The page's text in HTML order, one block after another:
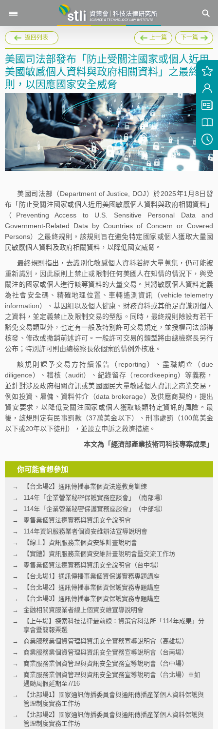
返回列表 上一篇 下一篇
美國司法部發布「防止受關注國家或個人近用
美國敏感個人資料與政府相關資料」之最終規
則，以因應國家安全威脅
美國司法部（Department of Justice, DOJ）於2025年1月8日發
布「防止受關注國家或個人近用美國敏感個人資料與政府相關資料」
（Preventing Access to U.S. Sensitive Personal Data and
Government-Related Data by Countries of Concern or Covered
Persons）之最終規則。該規則旨在避免特定國家或個人獲取大量國
民敏感個人資料及政府相關資料，以降低國安威脅。
最終規則指出，去識別化敏感個人資料若經大量蒐集，仍可能被
重新識別，因此原則上禁止或限制任何美國人在知情的情況下，與受
關注的國家或個人進行該等資料的大量交易。其將敏感個人資料定義
為社會安全碼、精確地理位置、車輛遙測資訊（vehicle telemetry
information）、基因組以及個人健康、財務資料或其他足資識別個人
之資料，並定義禁止及限制交易的型態。同時，最終規則除設有若干
豁免交易類型外，也定有一般及特別許可交易規定，並授權司法部得
核發、修改或撤銷前述許可。一般許可交易的類型將由總檢察長另行
公布；特別許可則由總檢察長依個案酌情例外核准。
該規則課予交易方持續報告（reporting）、盡職調查（due
diligence）、稽核（audit）、紀錄留存（recordkeeping）等義務，
並針對涉及政府相關資訊或美國國民大量敏感個人資訊之商業交易，
例如投資、雇傭、資料仲介（data brokerage）及供應商契約，提出
資安要求，以降低受關注國家或個人獲取該類特定資訊的風險。最
後，該規則定有民事罰款（37萬美金以下）、刑事處罰（100萬美金
以下或20年以下徒刑），並設立申訴之救濟措施。
本文為「經濟部產業技術司科技專案成果」
你可能會想參加
【台北場2】通訊傳播事業個資法遵教育訓練
114年「企業營業秘密保護實務座談會」（南部場）
114年「企業營業秘密保護實務座談會」（中部場）
零售業個資法遵實務與資訊安全說明會
114年資訊服務業者個資安維辦法宣導說明會
【線上】資訊服務業個資安維計畫說明會
【實體】資訊服務業個資安維計畫說明會暨交流工作坊
零售業個資法遵實務與資訊安全說明會（台中場）
【台北場1】通訊傳播事業個資保護實務專題講座
【台北場2】通訊傳播事業個資保護實務專題講座
【台北場3】通訊傳播事業個資保護實務專題講座
金融相關資服業者線上個資安維宣導說明會
【上午場】探索科技法律最前線：資策會科法所「114年成果」分
享會暨簡報票選
商業服務業個資管理與資訊安全實務宣導說明會（高雄場）
商業服務業個資管理與資訊安全實務宣導說明會（台南場）
商業服務業個資管理與資訊安全實務宣導說明會（台中場）
商業服務業個資管理與資訊安全實務宣導說明會（台北場）※如
遇颱風假延期至7/16
【北部場1】國家通訊傳播委員會與通訊傳播產業個人資料保護與
管理制度實務工作坊
【北部場2】國家通訊傳播委員會與通訊傳播產業個人資料保護與
管理制度實務工作坊